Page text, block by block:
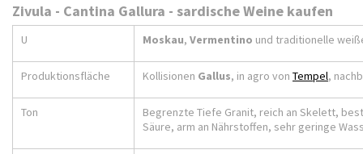
Zivula - Cantina Gallura - sardische Weine kaufen
U Moskau, Vermentino und traditionelle
Produktionsfläche Kollisionen Gallus, in agro von Tempel,
Ton
Begrenzte Tiefe Granit, reich an Skelett,
Säure, arm an Nährstoffen, sehr geringe